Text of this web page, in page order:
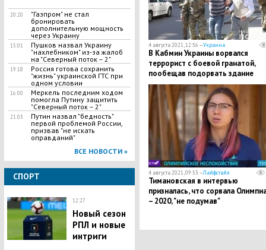
20:20
"Газпром" не стал
бронировать
дополнительную мощность
через Украину
15:01
Пушков назвал Украину
"нахлебником" из-за жалоб
на "Северный поток – 2"
19:18
Россия готова сохранить
"жизнь" украинской ГТС при
одном условии
16:00
Меркель последним ходом
помогла Путину защитить
"Северный поток – 2"
21:03
Путин назвал "бедность"
первой проблемой России,
призвав "не искать
оправданий"
ВСЕ НОВОСТИ »
СПОРТ
12:27
Новый сезон
РПЛ и новые
интриги
4 августа 2021, 12:56 —Украина
В Кабмин Украины ворвался
террорист с боевой гранатой,
пообещав подорвать здание
4 августа 2021, 09:53 —Лайфстайл
Тимановская в интервью
призналась, что сорвала
– 2020, "не подумав"